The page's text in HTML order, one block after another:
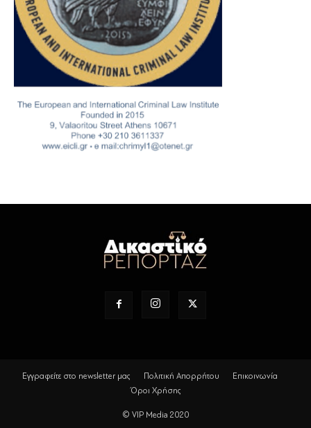
Εγγραφείτε στο newsletter μας Πολιτική Απορρήτου
Επικοινωνία
Όροι Χρήσης
© VIP Media 2020